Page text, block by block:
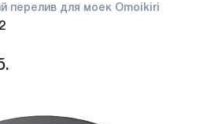
перелив для моек Omoikiri